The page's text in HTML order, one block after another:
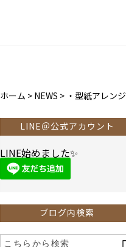
ホーム > NEWS > ・型紙アレンジ
LINE＠公式アカウント
LINE始めました✨
ブログ内検索